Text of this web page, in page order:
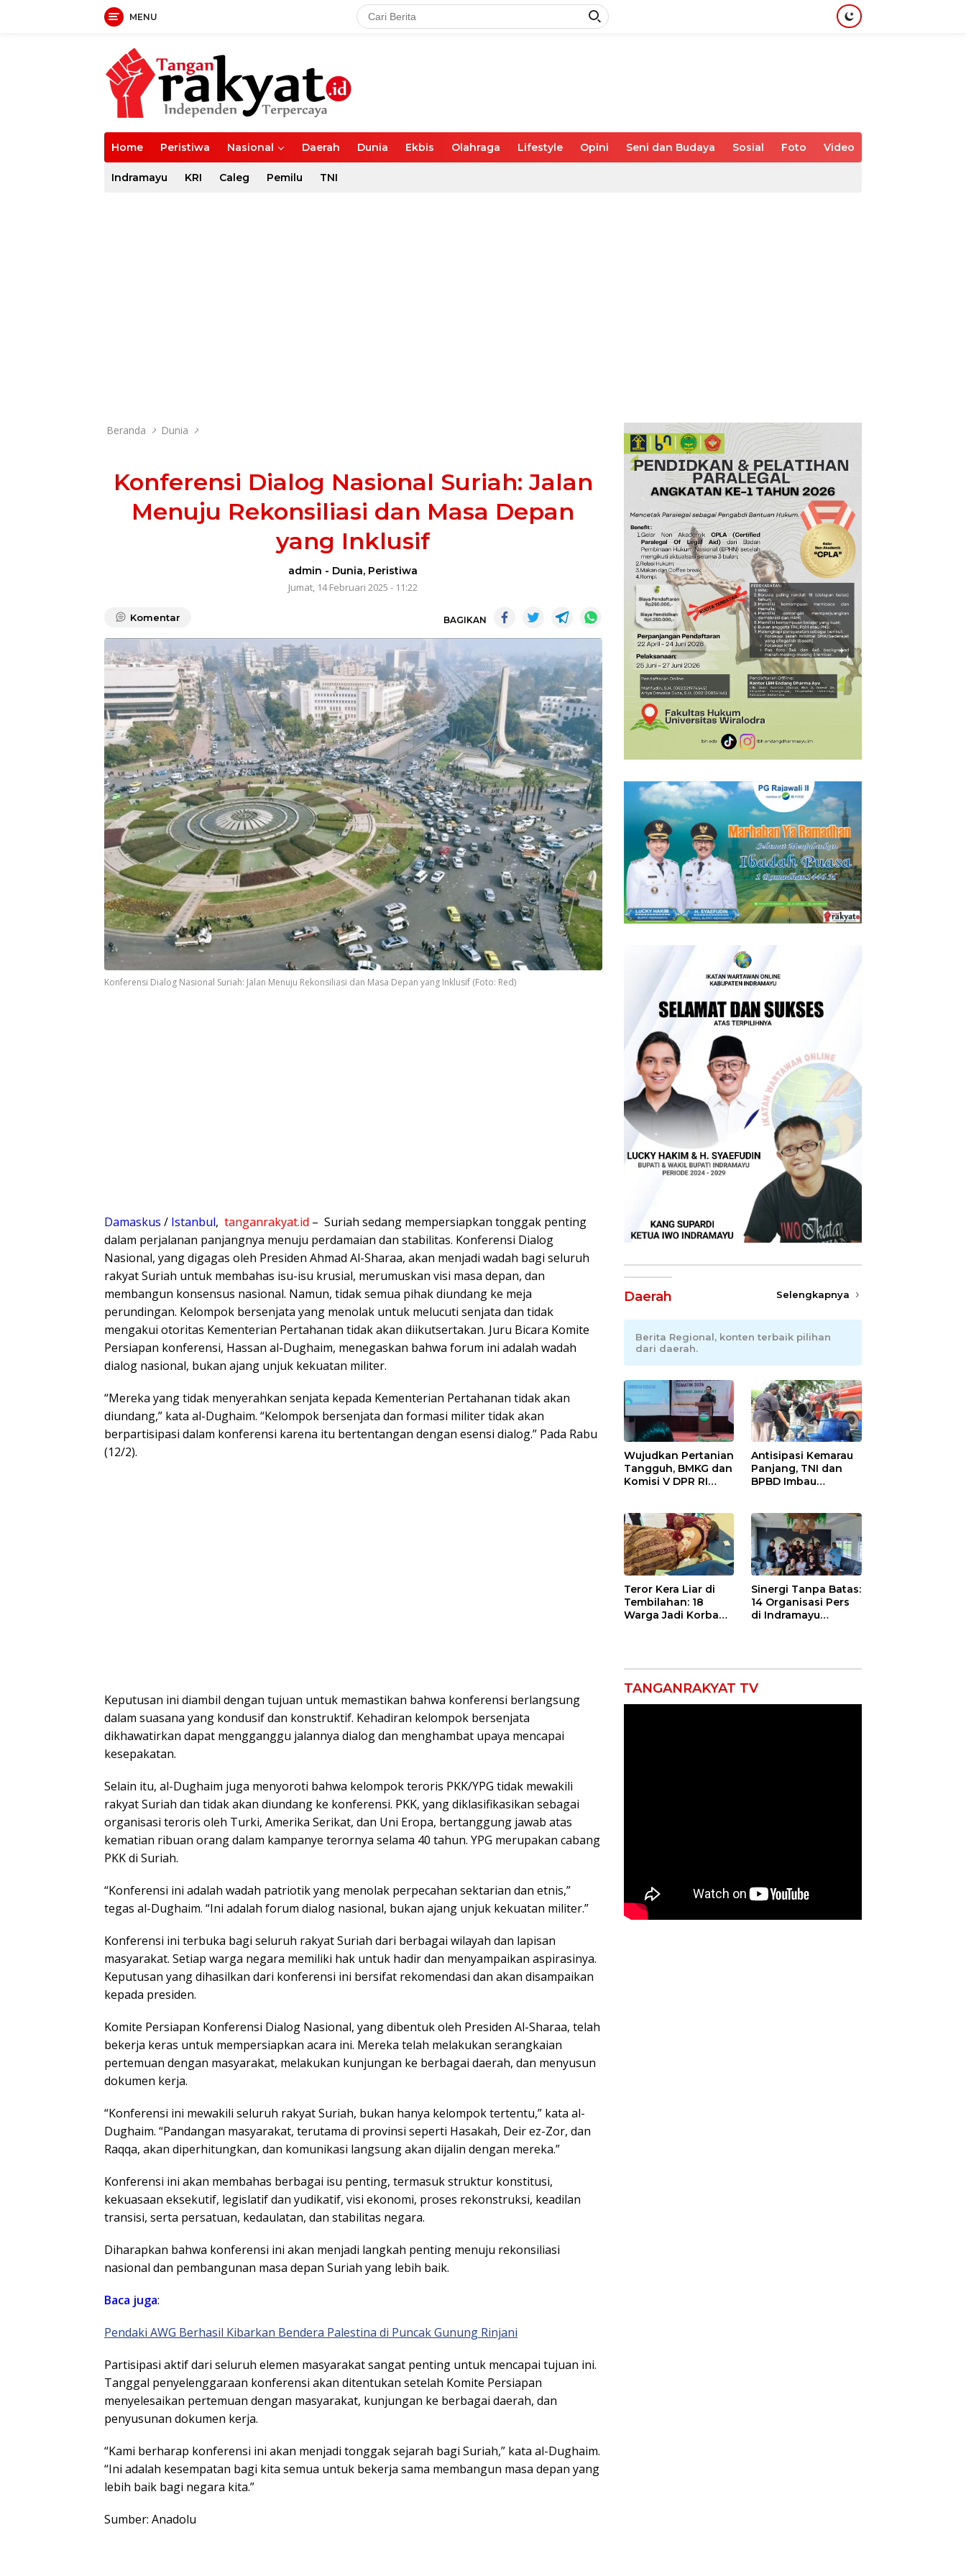
MENU
Home Peristiwa Nasional Daerah Dunia Ekbis Olahraga Lifestyle Opini Seni dan Budaya Sosial Foto Video
Indramayu KRI Caleg Pemilu TNI
Beranda Dunia
Konferensi Dialog Nasional Suriah: Jalan
Menuju Rekonsiliasi dan Masa Depan
yang Inklusif
admin - Dunia, Peristiwa
Jumat, 14 Februari 2025 - 11:22
Komentar BAGIKAN
Konferensi Dialog Nasional Suriah: Jalan Menuju Rekonsiliasi dan Masa Depan yang Inklusif (Foto: Red)
Damaskus / Istanbul, tanganrakyat.id – Suriah sedang mempersiapkan tonggak penting
dalam perjalanan panjangnya menuju perdamaian dan stabilitas. Konferensi Dialog
Nasional, yang digagas oleh Presiden Ahmad Al-Sharaa, akan menjadi wadah bagi seluruh
rakyat Suriah untuk membahas isu-isu krusial, merumuskan visi masa depan, dan
membangun konsensus nasional. Namun, tidak semua pihak diundang ke meja
perundingan. Kelompok bersenjata yang menolak untuk melucuti senjata dan tidak
mengakui otoritas Kementerian Pertahanan tidak akan diikutsertakan. Juru Bicara Komite
Persiapan konferensi, Hassan al-Dughaim, menegaskan bahwa forum ini adalah wadah
dialog nasional, bukan ajang unjuk kekuatan militer.
“Mereka yang tidak menyerahkan senjata kepada Kementerian Pertahanan tidak akan
diundang,” kata al-Dughaim. “Kelompok bersenjata dan formasi militer tidak akan
berpartisipasi dalam konferensi karena itu bertentangan dengan esensi dialog.” Pada Rabu
(12/2).
Keputusan ini diambil dengan tujuan untuk memastikan bahwa konferensi berlangsung
dalam suasana yang kondusif dan konstruktif. Kehadiran kelompok bersenjata
dikhawatirkan dapat mengganggu jalannya dialog dan menghambat upaya mencapai
kesepakatan.
Selain itu, al-Dughaim juga menyoroti bahwa kelompok teroris PKK/YPG tidak mewakili
rakyat Suriah dan tidak akan diundang ke konferensi. PKK, yang diklasifikasikan sebagai
organisasi teroris oleh Turki, Amerika Serikat, dan Uni Eropa, bertanggung jawab atas
kematian ribuan orang dalam kampanye terornya selama 40 tahun. YPG merupakan cabang
PKK di Suriah.
“Konferensi ini adalah wadah patriotik yang menolak perpecahan sektarian dan etnis,”
tegas al-Dughaim. “Ini adalah forum dialog nasional, bukan ajang unjuk kekuatan militer.”
Konferensi ini terbuka bagi seluruh rakyat Suriah dari berbagai wilayah dan lapisan
masyarakat. Setiap warga negara memiliki hak untuk hadir dan menyampaikan aspirasinya.
Keputusan yang dihasilkan dari konferensi ini bersifat rekomendasi dan akan disampaikan
kepada presiden.
Komite Persiapan Konferensi Dialog Nasional, yang dibentuk oleh Presiden Al-Sharaa, telah
bekerja keras untuk mempersiapkan acara ini. Mereka telah melakukan serangkaian
pertemuan dengan masyarakat, melakukan kunjungan ke berbagai daerah, dan menyusun
dokumen kerja.
“Konferensi ini mewakili seluruh rakyat Suriah, bukan hanya kelompok tertentu,” kata al-
Dughaim. “Pandangan masyarakat, terutama di provinsi seperti Hasakah, Deir ez-Zor, dan
Raqqa, akan diperhitungkan, dan komunikasi langsung akan dijalin dengan mereka.”
Konferensi ini akan membahas berbagai isu penting, termasuk struktur konstitusi,
kekuasaan eksekutif, legislatif dan yudikatif, visi ekonomi, proses rekonstruksi, keadilan
transisi, serta persatuan, kedaulatan, dan stabilitas negara.
Diharapkan bahwa konferensi ini akan menjadi langkah penting menuju rekonsiliasi
nasional dan pembangunan masa depan Suriah yang lebih baik.
Baca juga:
Pendaki AWG Berhasil Kibarkan Bendera Palestina di Puncak Gunung Rinjani
Partisipasi aktif dari seluruh elemen masyarakat sangat penting untuk mencapai tujuan ini.
Tanggal penyelenggaraan konferensi akan ditentukan setelah Komite Persiapan
menyelesaikan pertemuan dengan masyarakat, kunjungan ke berbagai daerah, dan
penyusunan dokumen kerja.
“Kami berharap konferensi ini akan menjadi tonggak sejarah bagi Suriah,” kata al-Dughaim.
“Ini adalah kesempatan bagi kita semua untuk bekerja sama membangun masa depan yang
lebih baik bagi negara kita.”
Sumber: Anadolu
Daerah Selengkapnya
Berita Regional, konten terbaik pilihan
dari daerah.
Wujudkan Pertanian
Tangguh, BMKG dan
Komisi V DPR RI
Sekolah Lapang
Iklim
Antisipasi Kemarau
Panjang, TNI dan
BPBD Imbau
Kebakaran
Teror Kera Liar di
Tembilahan: 18
Warga Jadi Korban
Sinergi Tanpa Batas:
14 Organisasi Pers
di Indramayu
TANGANRAKYAT TV